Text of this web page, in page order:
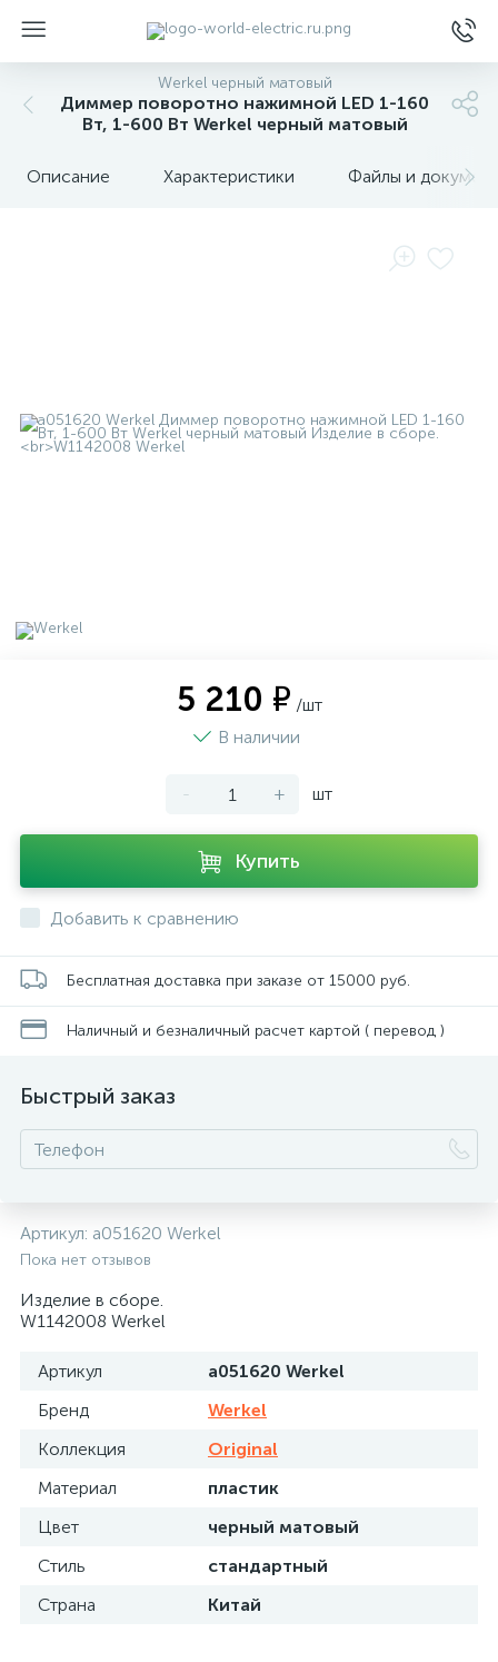
Werkel черный матовый
Диммер поворотно нажимной LED 1-160
Вт, 1-600 Вт Werkel черный матовый
Описание Характеристики Файлы и
5 210 ₽ /шт
В наличии
- + шт
Купить
Добавить к сравнению
Бесплатная доставка при заказе от 15000 руб.
Наличный и безналичный расчет картой ( перевод )
Быстрый заказ
Артикул: a051620 Werkel
Пока нет отзывов
Изделие в сборе.
W1142008 Werkel
Артикул
a051620 Werkel
Бренд
Werkel
Коллекция
Original
Материал
пластик
Цвет
черный матовый
Стиль
стандартный
Страна
Китай